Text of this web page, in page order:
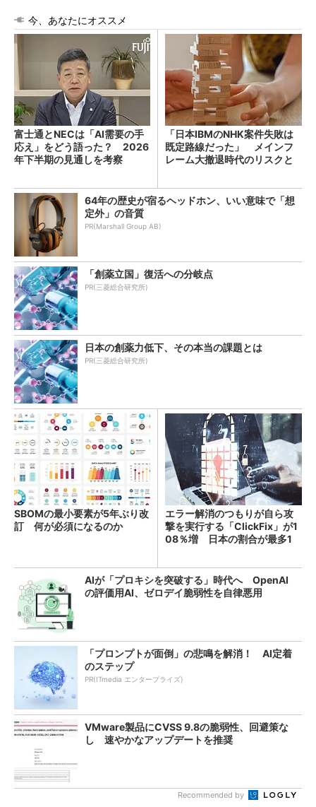
今、あなたにオススメ
富士通とNECは「AI需要の手
応え」をどう語った？ 2026
年下半期の見通しを考察
「日本IBMのNHK案件失敗は
既定路線だった」 メインフ
レーム大撤退時代のリスクと
64年の歴史が宿るヘッドホン、いい意味で「想
定外」の音質
PR(Marshall Group AB)
「創薬立国」復活への分岐点
PR(三菱総合研究所)
日本の創薬力低下、その本当の課題とは
PR(三菱総合研究所)
SBOMの最小要素が5年ぶり改
訂 何が必須になるのか
エラー解消のつもりが自ら攻
撃を実行する「ClickFix」が1
08％増 日本の割合が最多1
AIが「プロキシを突破する」時代へ OpenAI
の評価用AI、ゼロデイ脆弱性を自律悪用
「プロンプトが面倒」の悲鳴を解消！ AI定着
のステップ
PR(ITmedia エンタープライズ)
VMware製品にCVSS 9.8の脆弱性、回避策な
し 速やかなアップデートを推奨
Recommended by